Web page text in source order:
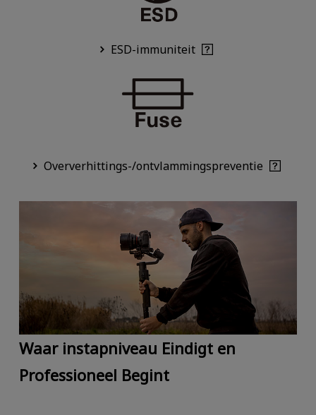
ESD-immuniteit
Oververhittings-/ontvlammingspreventie
Waar instapniveau Eindigt en
Professioneel Begint